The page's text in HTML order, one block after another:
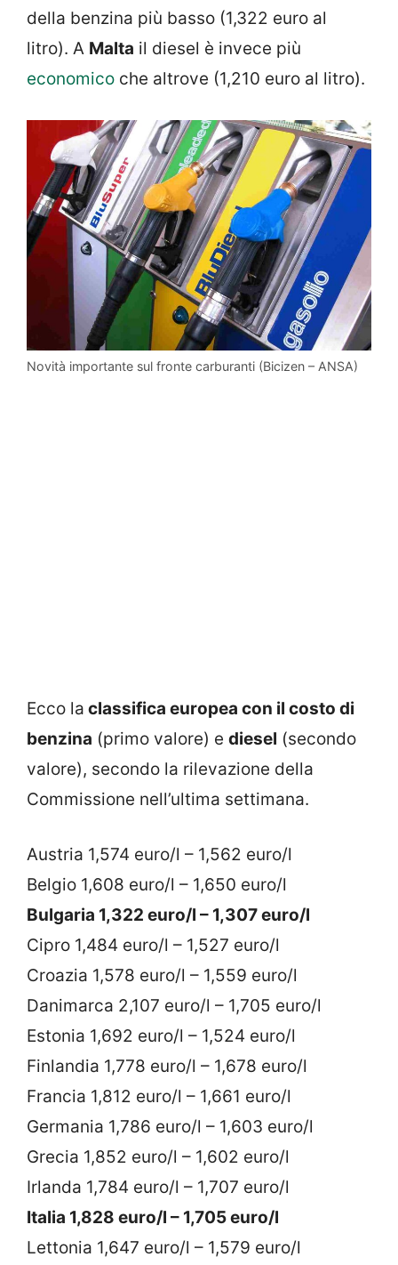
della benzina più basso (1,322 euro al
litro). A Malta il diesel è invece più
economico che altrove (1,210 euro al litro).
Novità importante sul fronte carburanti (Bicizen – ANSA)
Ecco la classifica europea con il costo di
benzina (primo valore) e diesel (secondo
valore), secondo la rilevazione della
Commissione nell’ultima settimana.
Austria 1,574 euro/l – 1,562 euro/l
Belgio 1,608 euro/l – 1,650 euro/l
Bulgaria 1,322 euro/l – 1,307 euro/l
Cipro 1,484 euro/l – 1,527 euro/l
Croazia 1,578 euro/l – 1,559 euro/l
Danimarca 2,107 euro/l – 1,705 euro/l
Estonia 1,692 euro/l – 1,524 euro/l
Finlandia 1,778 euro/l – 1,678 euro/l
Francia 1,812 euro/l – 1,661 euro/l
Germania 1,786 euro/l – 1,603 euro/l
Grecia 1,852 euro/l – 1,602 euro/l
Irlanda 1,784 euro/l – 1,707 euro/l
Italia 1,828 euro/l – 1,705 euro/l
Lettonia 1,647 euro/l – 1,579 euro/l